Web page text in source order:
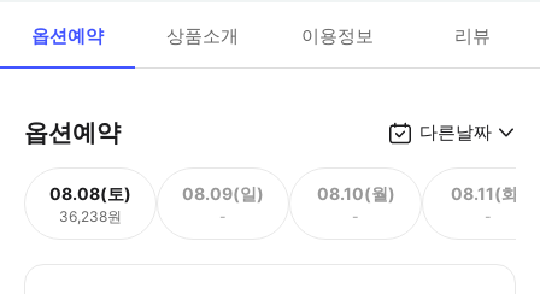
옵션예약 상품소개 이용정보 리뷰
옵션예약 다른날짜
08.08(토)
36,238원
08.09(일)
-
08.10(월)
-
08.11(화)
-